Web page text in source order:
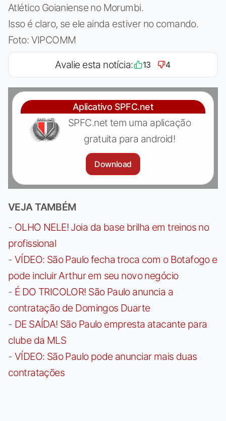
Atlético Goianiense no Morumbi.
Isso é claro, se ele ainda estiver no comando.
Foto: VIPCOMM
Avalie esta notícia: 13 4
Aplicativo SPFC.net
SPFC.net tem uma aplicação
gratuita para android!
Download
VEJA TAMBÉM
- OLHO NELE! Joia da base brilha em treinos no
profissional
- VÍDEO: São Paulo fecha troca com o Botafogo e
pode incluir Arthur em seu novo negócio
- É DO TRICOLOR! São Paulo anuncia a
contratação de Domingos Duarte
- DE SAÍDA! São Paulo empresta atacante para
clube da MLS
- VÍDEO: São Paulo pode anunciar mais duas
contratações